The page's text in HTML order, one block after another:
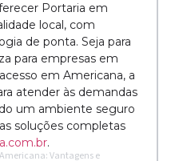
Portaria em
local, com
de ponta. Seja para
para empresas em
em Americana, a
atender às demandas
um ambiente seguro
soluções completas
.
Vantagens e